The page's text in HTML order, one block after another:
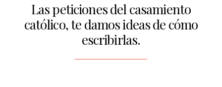
Las peticiones del casamiento
católico, te damos ideas de cómo
escribirlas.